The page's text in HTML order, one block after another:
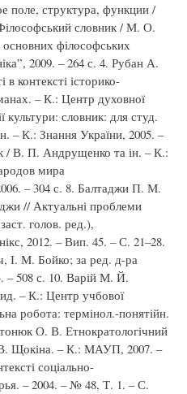
поле, структура, функции /
словник / М. О.
філософських
2009. – 264 с. 4. Рубан А.
контексті історико-
– К.: Центр духовної
словник: для студ.
– К.: Знання України, 2005. –
/ В. П. Андрущенко та ін. – К.:
мира
– 304 с. 8. Балтаджи П. М.
// Актуальні проблеми
голов. ред.),
2012. – Вип. 45. – С. 21–28.
І. М. Бойко; за ред. д-ра
– 508 с. 10. Варій М. Й.
– К.: Центр учбової
робота: термінол.-понятійн.
О. В. Етнократологічний
Щокіна. – К.: МАУП, 2007. –
соціально-
– 2004. – № 48, Т. 1. – С.